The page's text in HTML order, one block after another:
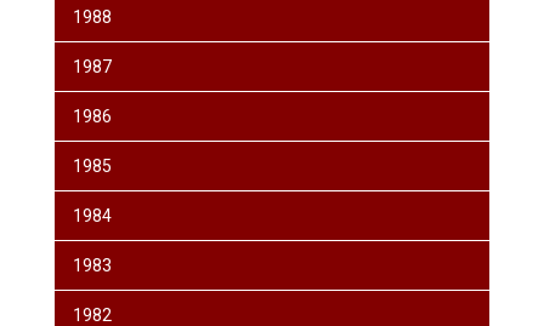
1988
1987
1986
1985
1984
1983
1982